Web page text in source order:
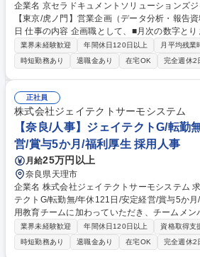
企業名 京セラドキュメントソリューションズジャパ
【東京/虎ノ門】営業企画（データ分析・報告
日 仕事の内容 企画職として、■月次の数字とりまとめ業務（売上予定、経
費、見通し作成など）■年次計画作成などの業
販促イベントに関する作成支援、などを担当いただきま
実績等のデータを月ごと、部門ごとに集計し報
きます。 【入社後のOJTイメージ】日次の数
と一緒に行っていただきながら習得いただき
いても同様に社員と一緒にご対応いただく予定
いた後は、業務効率化に向けて取り組んでい
す。 募集職種 【東京/虎ノ門】営業企画（データ分析・報告資料作成） 京
セラG/年休125日
業界未経験歓迎 年間休日120日以上
月平均残業
時短勤務あり
退職金あり 在宅OK 完全週休2
正社員
株式会社ジェイテクトサーモシステム
【奈良/人事】ジェイテクトG/転勤
営/賞与5か月/福利厚生 採用人事
月給25万円以上
奈良県天理市
企業名 株式会社ジェイテクトサーモシステム 求人名 【奈良/人事】ジェイ
テクトG/転勤無/年休121日/安定経営/賞与5か月/福利厚生◎
用教育チームに加わっていただき、チームメ
お任せします。採用活動や研修をよりよくして
し、新しい取り組みの提案や実施などにも関わって
業務】新卒採用：年間約10名、中途採用：年間
業界未経験歓迎 年間休日120日以上 資格取得支
時短勤務あり
退職金あり 在宅OK 完全週休2